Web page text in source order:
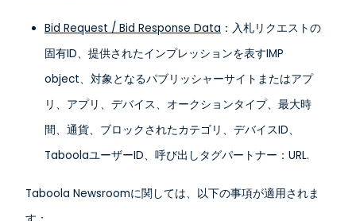
Bid Request / Bid Response Data ：入札リクエストの
固有ID、提供されたインプレッションを表すIMP
object、対象となるパブリッシャーサイトまたはアプ
リ、アプリ、デバイス、オークションタイプ、最大時
間、通貨、ブロックされたカテゴリ、デバイスID、
TaboolaユーザーID、呼び出しタグパートナー：URL.
Taboola Newsroomに関しては、以下の事項が適用されま